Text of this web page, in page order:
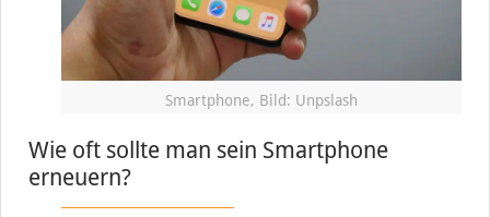
Smartphone, Bild: Unpslash
Wie oft sollte man sein Smartphone
erneuern?